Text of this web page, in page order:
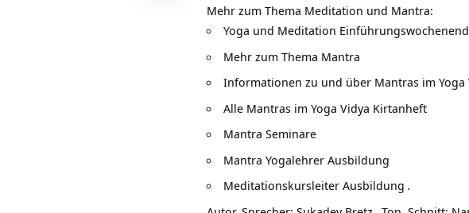
Mehr zum Thema Meditation und Mantra:
Yoga und Meditation
Mehr zum Thema Mantra
Informationen zu und über Mantras im
Alle Mantras im Yoga Vidya Kirtanheft
Mantra Seminare
Mantra Yogalehrer Ausbildung
Meditationskursleiter Ausbildung .